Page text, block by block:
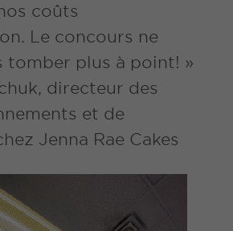
coûts
Le concours ne
tomber plus à point! »
directeur des
et de
Jenna Rae Cakes